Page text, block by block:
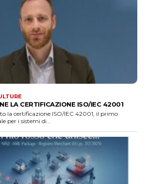
LA CERTIFICAZIONE ISO/IEC 42001
la certificazione ISO/IEC 42001, il primo
per i sistemi di...